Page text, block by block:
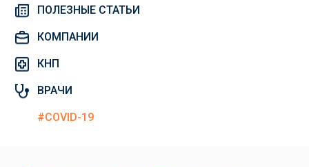
ПОЛЕЗНЫЕ СТАТЬИ
КОМПАНИИ
КНП
ВРАЧИ
#COVID-19